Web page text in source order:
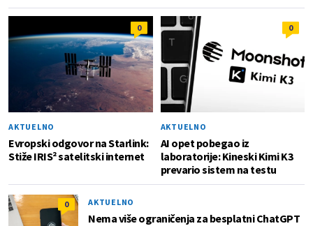
0
AKTUELNO
Evropski odgovor na Starlink:
Stiže IRIS² satelitski internet
0
AKTUELNO
AI opet pobegao iz
laboratorije: Kineski Kimi K3
prevario sistem na testu
0 AKTUELNO
Nema više ograničenja za besplatni ChatGPT